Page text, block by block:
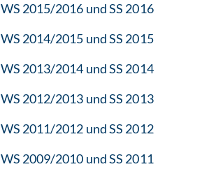
WS 2015/2016 und SS 2016
WS 2014/2015 und SS 2015
WS 2013/2014 und SS 2014
WS 2012/2013 und SS 2013
WS 2011/2012 und SS 2012
WS 2009/2010 und SS 2011